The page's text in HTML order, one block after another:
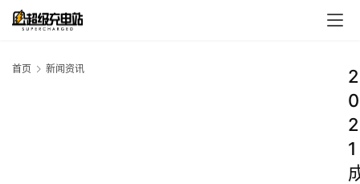
首页 新闻资讯
2
0
2
1